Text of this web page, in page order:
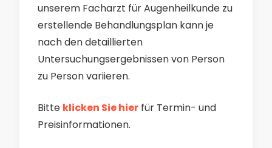
unserem Facharzt für Augenheilkunde zu
erstellende Behandlungsplan kann je
nach den detaillierten
Untersuchungsergebnissen von Person
zu Person variieren.
Bitte klicken Sie hier für Termin- und
Preisinformationen.